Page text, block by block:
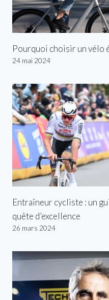
Pourquoi choisir un vélo
24 mai 2024
Entraîneur cycliste : un
quête d’excellence
26 mars 2024